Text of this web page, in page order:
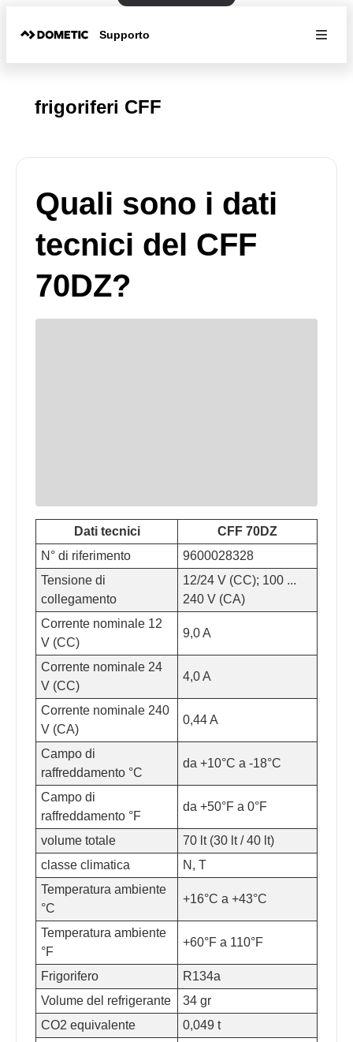
Supporto
frigoriferi CFF
Quali sono i dati
tecnici del CFF
70DZ?
Dati tecnici
CFF 70DZ
N° di riferimento
9600028328
Tensione di
collegamento
12/24 V (CC); 100 ...
240 V (CA)
Corrente nominale 12
V (CC)
9,0 A
Corrente nominale 24
V (CC)
4,0 A
Corrente nominale 240
V (CA)
0,44 A
Campo di
raffreddamento °C
da +10°C a -18°C
Campo di
raffreddamento °F
da +50°F a 0°F
volume totale
70 lt (30 lt / 40 lt)
classe climatica
N, T
Temperatura ambiente
°C
+16°C a +43°C
Temperatura ambiente
°F
+60°F a 110°F
Frigorifero
R134a
Volume del refrigerante
34 gr
CO2 equivalente
0,049 t